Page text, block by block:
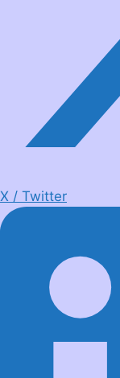
X / Twitter